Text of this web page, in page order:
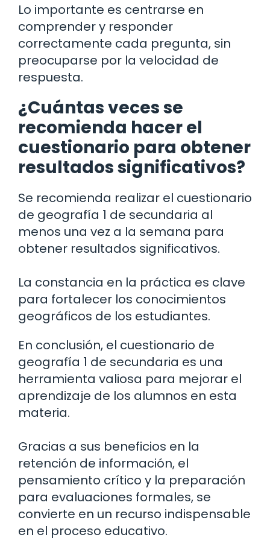
Lo importante es centrarse en
comprender y responder
correctamente cada pregunta, sin
preocuparse por la velocidad de
respuesta.
¿Cuántas veces se
recomienda hacer el
cuestionario para obtener
resultados significativos?
Se recomienda realizar el cuestionario
de geografía 1 de secundaria al
menos una vez a la semana para
obtener resultados significativos.
La constancia en la práctica es clave
para fortalecer los conocimientos
geográficos de los estudiantes.
En conclusión, el cuestionario de
geografía 1 de secundaria es una
herramienta valiosa para mejorar el
aprendizaje de los alumnos en esta
materia.
Gracias a sus beneficios en la
retención de información, el
pensamiento crítico y la preparación
para evaluaciones formales, se
convierte en un recurso indispensable
en el proceso educativo.